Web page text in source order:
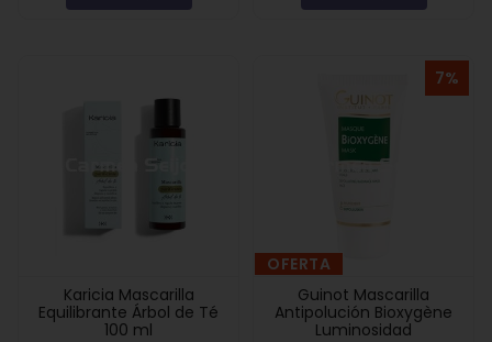
Karicia Mascarilla
Equilibrante Árbol de Té
100 ml
7%
OFERTA
Guinot Mascarilla
Antipolución Bioxygène
Luminosidad